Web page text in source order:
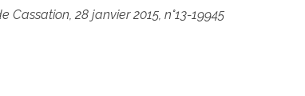
Cassation, 28 janvier 2015, n°13-19945